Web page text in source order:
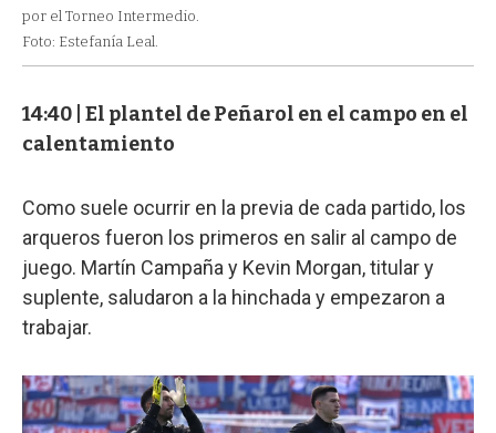
por el Torneo Intermedio.
Foto: Estefanía Leal.
14:40 | El plantel de Peñarol en el campo en el
calentamiento
Como suele ocurrir en la previa de cada partido, los
arqueros fueron los primeros en salir al campo de
juego. Martín Campaña y Kevin Morgan, titular y
suplente, saludaron a la hinchada y empezaron a
trabajar.